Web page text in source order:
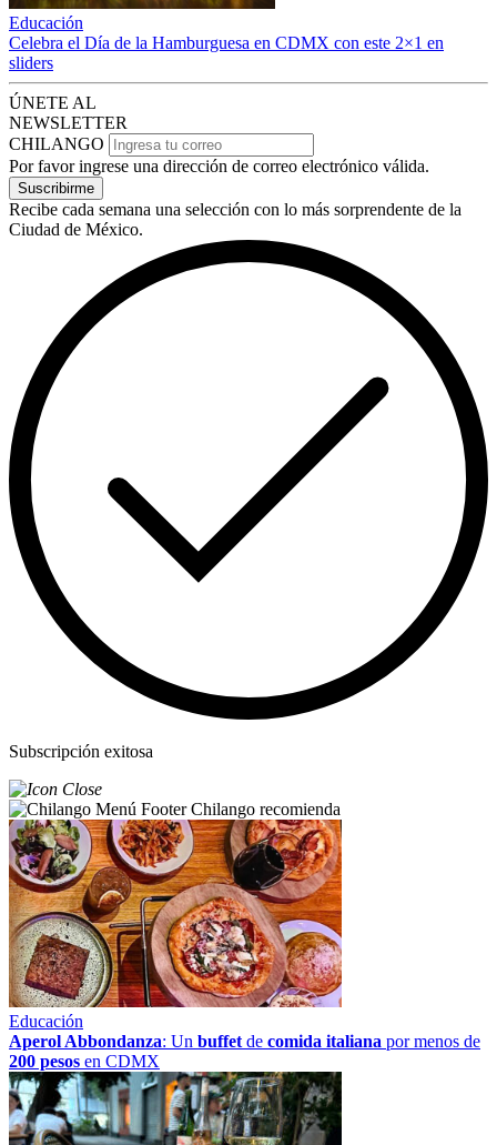
Educación
Celebra el Día de la Hamburguesa en CDMX con este 2×1 en
sliders
ÚNETE AL
NEWSLETTER
CHILANGO
Por favor ingrese una dirección de correo electrónico válida.
Suscribirme
Recibe cada semana una selección con lo más sorprendente de la
Ciudad de México.
Subscripción exitosa
Chilango recomienda
Educación
Aperol Abbondanza: Un buffet de comida italiana por menos de
200 pesos en CDMX